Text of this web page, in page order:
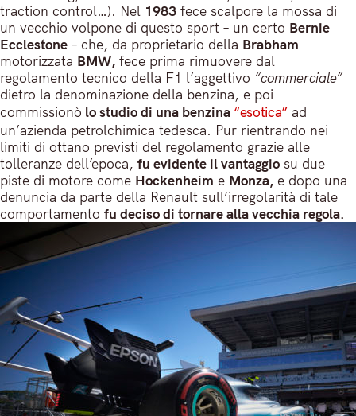
traction control…). Nel 1983 fece scalpore la mossa di
un vecchio volpone di questo sport – un certo Bernie
Ecclestone – che, da proprietario della Brabham
motorizzata BMW, fece prima rimuovere dal
regolamento tecnico della F1 l’aggettivo “commerciale”
dietro la denominazione della benzina, e poi
commissionò lo studio di una benzina “esotica”ad
un’azienda petrolchimica tedesca. Pur rientrando nei
limiti di ottano previsti del regolamento grazie alle
tolleranze dell’epoca, fu evidente il vantaggio su due
piste di motore come Hockenheim e Monza, e dopo una
denuncia da parte della Renault sull’irregolarità di tale
comportamento fu deciso di tornare alla vecchia regola.